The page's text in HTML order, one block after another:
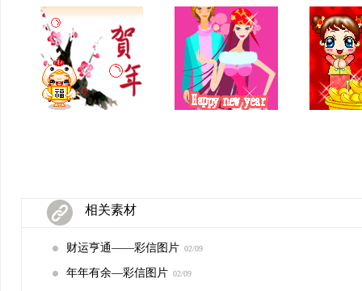
相关素材
财运亨通——彩信图片 02/09
年年有余—彩信图片 02/09